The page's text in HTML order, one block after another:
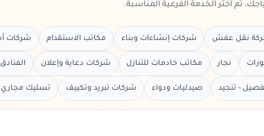
ثم اختر الخدمة الفرعية المناسبة.
نقل عفش شركات إنشاءات وبناء مكاتب الاستقدام شركات
نجار مكاتب خادمات للتنازل شركات دعاية وإعلان
- تنجيد صيدليات ودواء شركات تبريد وتكييف تسليك